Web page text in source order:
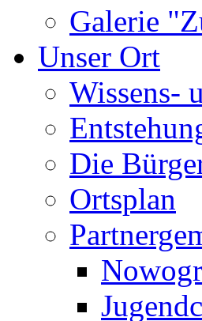
Galerie
Unser Ort
Wissens-
Die
Ortsplan